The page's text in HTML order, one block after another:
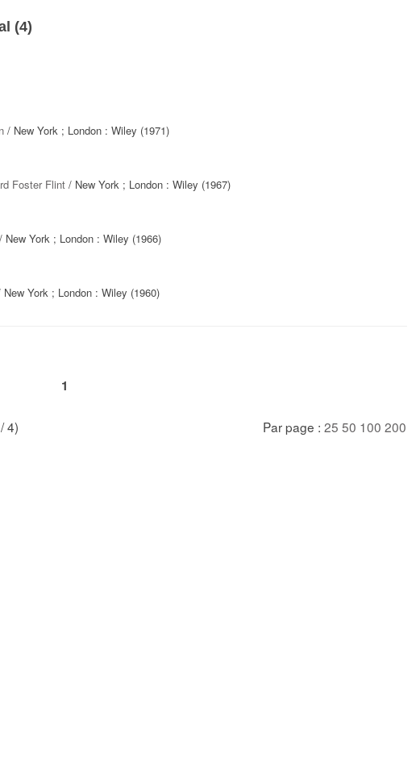
(4)
/ New York ; London : Wiley (1971)
Foster Flint / New York ; London : Wiley (1967)
/ New York ; London : Wiley (1966)
New York ; London : Wiley (1960)
1
4) Par page : 25 50 100 200